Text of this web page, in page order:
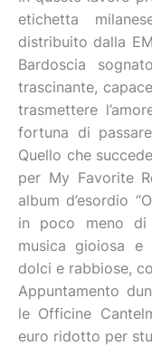
etichetta
distribuito dalla
Bardoscia
trascinante,
trasmettere
fortuna di
Quello che
per My Favorite
album d’esordio
in poco meno di
musica gioiosa e
dolci e rabbiose,
Appuntamento
le Officine
euro ridotto per